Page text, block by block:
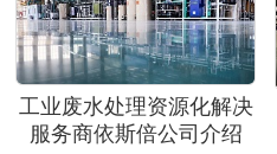
工业废水处理资源化解决
服务商依斯倍公司介绍